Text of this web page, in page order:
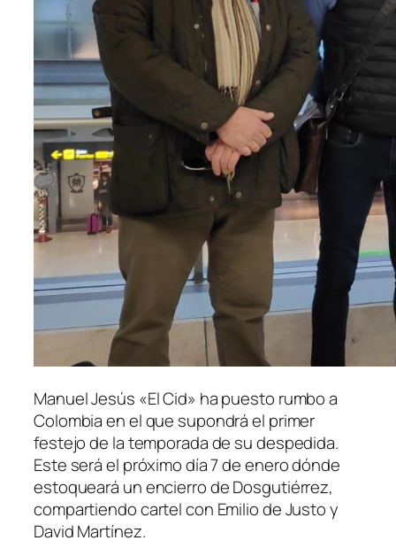
Manuel Jesús «El Cid» ha puesto rumbo a
Colombia en el que supondrá el primer
festejo de la temporada de su despedida.
Este será el próximo día 7 de enero dónde
estoqueará un encierro de Dosgutiérrez,
compartiendo cartel con Emilio de Justo y
David Martínez.